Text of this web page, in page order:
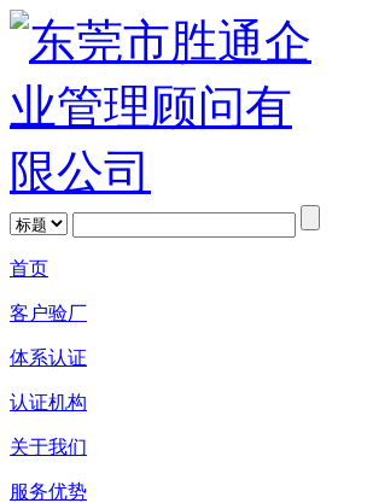
首页
客户验厂
体系认证
认证机构
关于我们
服务优势